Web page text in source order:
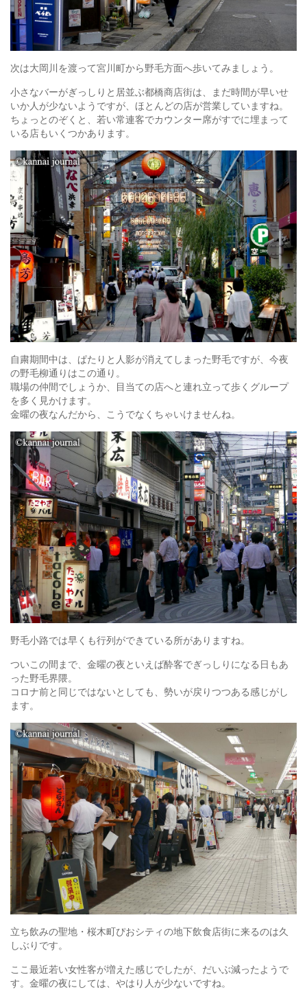
次は大岡川を渡って宮川町から野毛方面へ歩いてみましょう。
小さなバーがぎっしりと居並ぶ都橋商店街は、まだ時間が早いせ
いか人が少ないようですが、ほとんどの店が営業していますね。
ちょっとのぞくと、若い常連客でカウンター席がすでに埋まって
いる店もいくつかあります。
自粛期間中は、ぱたりと人影が消えてしまった野毛ですが、今夜
の野毛柳通りはこの通り。
職場の仲間でしょうか、目当ての店へと連れ立って歩くグループ
を多く見かけます。
金曜の夜なんだから、こうでなくちゃいけませんね。
野毛小路では早くも行列ができている所がありますね。
ついこの間まで、金曜の夜といえば酔客でぎっしりになる日もあ
った野毛界隈。
コロナ前と同じではないとしても、勢いが戻りつつある感じがし
ます。
立ち飲みの聖地・桜木町ぴおシティの地下飲食店街に来るのは久
しぶりです。
ここ最近若い女性客が増えた感じでしたが、だいぶ減ったようで
す。金曜の夜にしては、やはり人が少ないですね。